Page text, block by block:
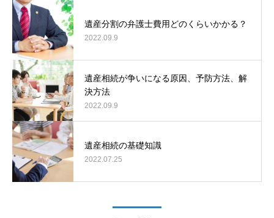
遺産分割の弁護士費用どのくらいかかる？
2022.09.9
遺産相続が争いになる原因、予防方法、解
決方法
2022.09.9
遺産相続の基礎知識
2022.07.25